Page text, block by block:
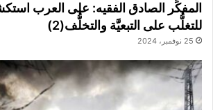
المفكِّر الصادق الفقيه: على العرب
للتغلُّب على التبعيَّة والتخلُّف(2)
25 نوفمبر، 2024